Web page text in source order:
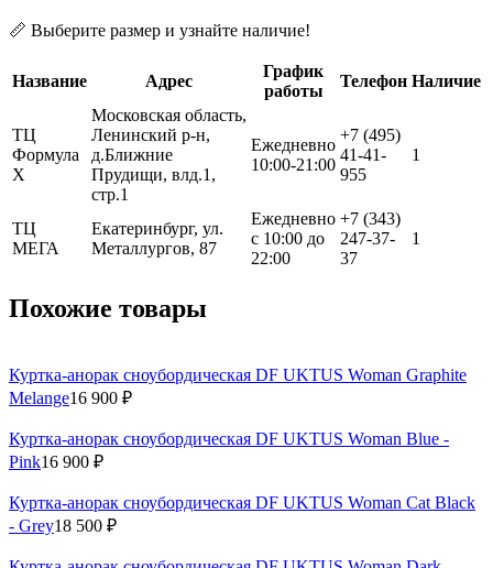
📏 Выберите размер и узнайте наличие!
Название Адрес
График
работы
Телефон Наличие
ТЦ
Формула
Х
Московская область,
Ленинский р-н,
д.Ближние
Прудищи, влд.1,
стр.1
Ежедневно
10:00-21:00
+7 (495)
41-41-
955
1
ТЦ
МЕГА
Екатеринбург, ул.
Металлургов, 87
Ежедневно
с 10:00 до
22:00
+7 (343)
247-37-
37
1
Похожие товары
Куртка-анорак сноубордическая DF UKTUS Woman Graphite
Melange16 900 ₽
Куртка-анорак сноубордическая DF UKTUS Woman Blue -
Pink16 900 ₽
Куртка-анорак сноубордическая DF UKTUS Woman Cat Black
- Grey18 500 ₽